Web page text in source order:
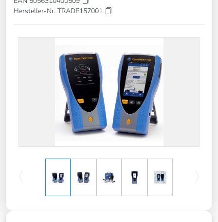
Hersteller-Nr. TRADE157001